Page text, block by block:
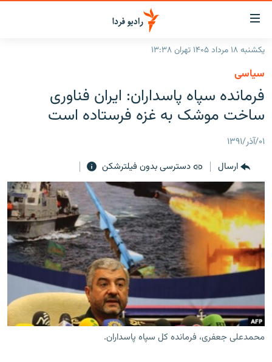
لینک‌های
قابلیت
دسترسی
بازگشت
منوی
اصلی
رفتن
به
صفحه
جستجو
ایران
جهان
برنامه‌های رادیویی
فرکانس‌ها
پادکست
چندرسانه‌ای
گزارش‌های تصویری
گزارش‌های ویدئویی
زنان فردا
English
به ما بپیوندید
زبان‌های دیگر
یکشنبه ۱۸ مرداد ۱۴۰۵ تهران ۱۳:۳۸
سیاسی
فرمانده سپاه پاسداران: ایران فناوری
ساخت موشک به غزه فرستاده است
۰۱/آذر/۱۳۹۱
ارسال
دسترسی بدون فیلترشکن
محمدعلی جعفری، فرمانده کل سپاه پاسداران.